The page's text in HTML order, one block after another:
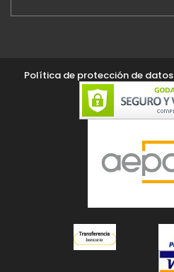
Política de protección de datos